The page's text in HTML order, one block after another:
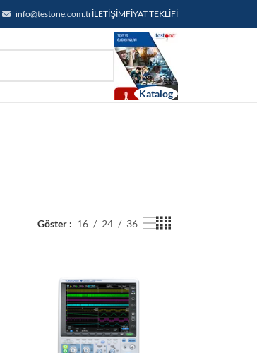
info@testone.com.trİLETIŞIMFIYAT TEKLIFI
Göster 16 24 36